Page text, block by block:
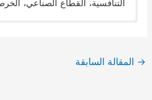
التنافسية، القطاع الصناعي،
→ المقالة السابقة